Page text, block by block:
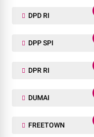
DPD RI
DPP SPI
DPR RI
DUMAI
FREETOWN